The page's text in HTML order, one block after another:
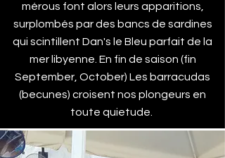
mérous font alors leurs apparitions,
surplombés par des bancs de sardines
qui scintillent Dan's le Bleu parfait de la
mer libyenne. En fin de saison (fin
September, October) Les barracudas
(becunes) croisent nos plongeurs en
toute quietude.